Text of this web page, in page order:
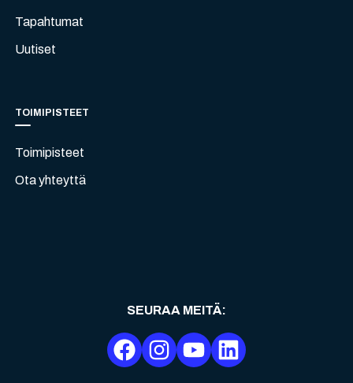
Tapahtumat
Uutiset
TOIMIPISTEET
Toimipisteet
Ota yhteyttä
SEURAA MEITÄ: